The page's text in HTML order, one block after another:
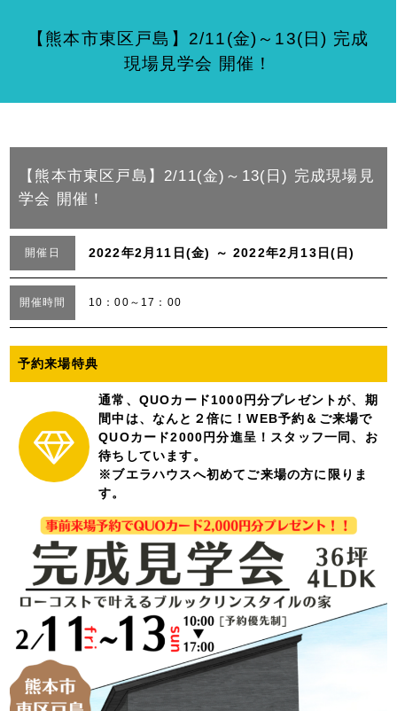
【熊本市東区戸島】2/11(金)～13(日) 完成
現場見学会 開催！
【熊本市東区戸島】2/11(金)～13(日) 完成現場見
学会 開催！
開催日 2022年2月11日(金) ～ 2022年2月13日(日)
開催時間 10：00～17：00
予約来場特典
通常、QUOカード1000円分プレゼントが、期
間中は、なんと２倍に！WEB予約＆ご来場で
QUOカード2000円分進呈！スタッフ一同、お
待ちしています。
※ブエラハウスへ初めてご来場の方に限りま
す。